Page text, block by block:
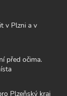
v Plzni a v
před očima.
Plzeňský kraj